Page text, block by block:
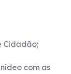
Cidadão;
com as